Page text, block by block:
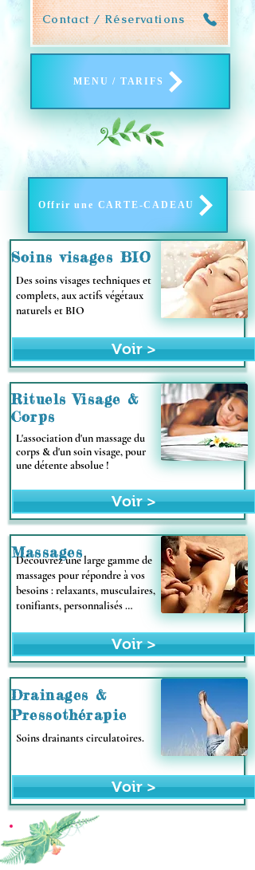
Contact / Réservations
MENU / TARIFS
Offrir une CARTE-CADEAU
Soins visages BIO
Des soins visages techniques et
complets, aux actifs végétaux
naturels et BIO
Voir >
Rituels Visage &
Corps
L'association d'un massage du
corps & d'un soin visage, pour
une détente absolue !
Voir >
Massages
Découvrez une large gamme de
massages pour répondre à vos
besoins : relaxants, musculaires,
tonifiants, personnalisés …
Voir >
Drainages &
Pressothérapie
Soins drainants circulatoires.
Voir >